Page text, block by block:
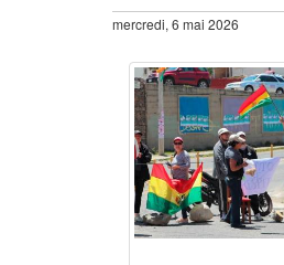
mercredi, 6 mai 2026